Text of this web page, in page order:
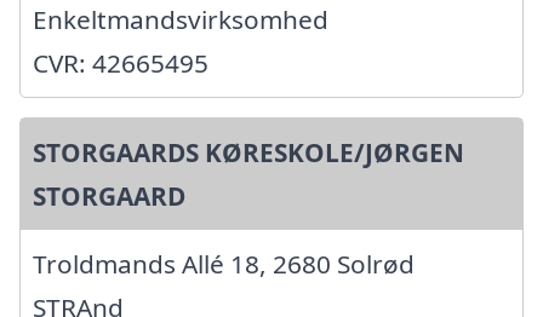
Enkeltmandsvirksomhed
CVR: 42665495
STORGAARDS KØRESKOLE/JØRGEN
STORGAARD
Troldmands Allé 18, 2680 Solrød
STRAnd